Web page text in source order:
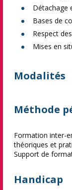
Détachage
Bases de
Respect
Mises en
Modalités
Méthode
Formation inter-
théoriques et
Support de
Handicap